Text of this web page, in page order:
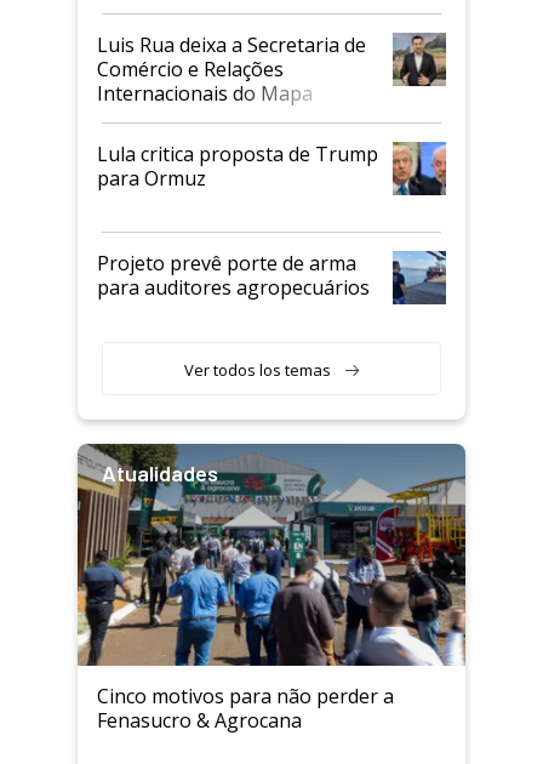
Luis Rua deixa a Secretaria de
Comércio e Relações
Internacionais do Mapa
Lula critica proposta de Trump
para Ormuz
Projeto prevê porte de arma
para auditores agropecuários
Ver todos los temas
Atualidades
Cinco motivos para não perder a
Fenasucro & Agrocana